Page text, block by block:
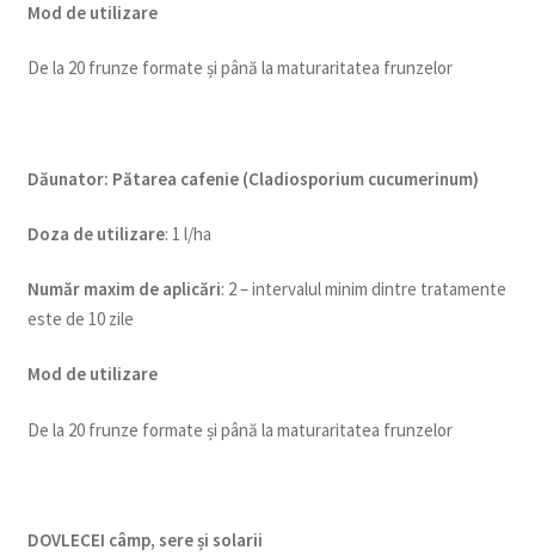
Mod de utilizare
De la 20 frunze formate și până la maturaritatea frunzelor
Dăunator: Pătarea cafenie (Cladiosporium cucumerinum)
Doza de utilizare: 1 l/ha
Număr maxim de aplicări: 2 – intervalul minim dintre tratamente
este de 10 zile
Mod de utilizare
De la 20 frunze formate și până la maturaritatea frunzelor
DOVLECEI câmp, sere și solarii